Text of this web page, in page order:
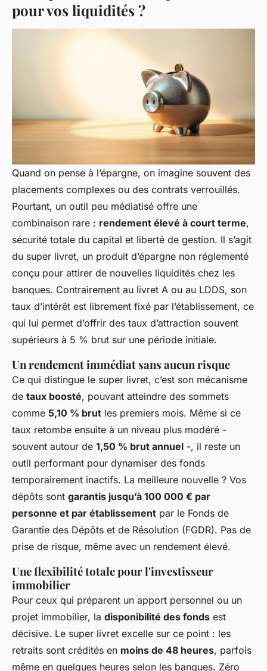
pour vos liquidités ?
Quand on pense à l’épargne, on imagine souvent des
placements complexes ou des contrats verrouillés.
Pourtant, un outil peu médiatisé offre une
combinaison rare : rendement élevé à court terme,
sécurité totale du capital et liberté de gestion. Il s’agit
du super livret, un produit d’épargne non réglementé
conçu pour attirer de nouvelles liquidités chez les
banques. Contrairement au livret A ou au LDDS, son
taux d’intérêt est librement fixé par l’établissement, ce
qui lui permet d’offrir des taux d’attraction souvent
supérieurs à 5 % brut sur une période initiale.
Un rendement immédiat sans aucun risque
Ce qui distingue le super livret, c’est son mécanisme
de taux boosté, pouvant atteindre des sommets
comme 5,10 % brut les premiers mois. Même si ce
taux retombe ensuite à un niveau plus modéré -
souvent autour de 1,50 % brut annuel -, il reste un
outil performant pour dynamiser des fonds
temporairement inactifs. La meilleure nouvelle ? Vos
dépôts sont garantis jusqu’à 100 000 € par
personne et par établissement par le Fonds de
Garantie des Dépôts et de Résolution (FGDR). Pas de
prise de risque, même avec un rendement élevé.
Une flexibilité totale pour l'investisseur
immobilier
Pour ceux qui préparent un apport personnel ou un
projet immobilier, la disponibilité des fonds est
décisive. Le super livret excelle sur ce point : les
retraits sont crédités en moins de 48 heures, parfois
même en quelques heures selon les banques. Zéro